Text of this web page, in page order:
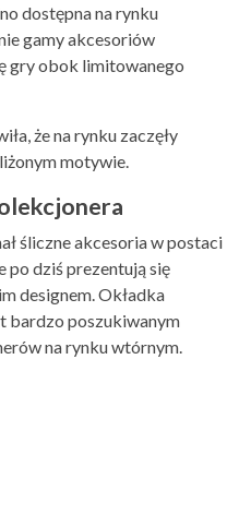
dostępna na rynku
gamy akcesoriów
gry obok limitowanego
że na rynku zaczęły
motywie.
śliczne akcesoria w postaci
po dziś prezentują się
designem. Okładka
bardzo poszukiwanym
na rynku wtórnym.